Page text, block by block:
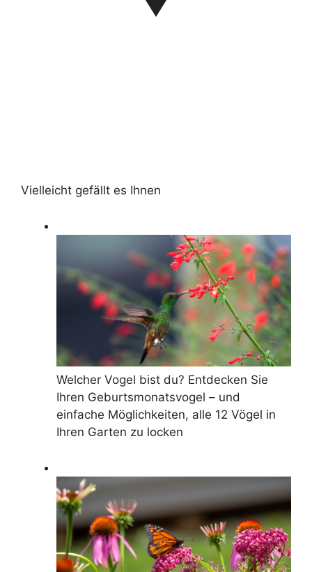
Vielleicht gefällt es Ihnen
Welcher Vogel bist du? Entdecken Sie
Ihren Geburtsmonatsvogel – und
einfache Möglichkeiten, alle 12 Vögel in
Ihren Garten zu locken